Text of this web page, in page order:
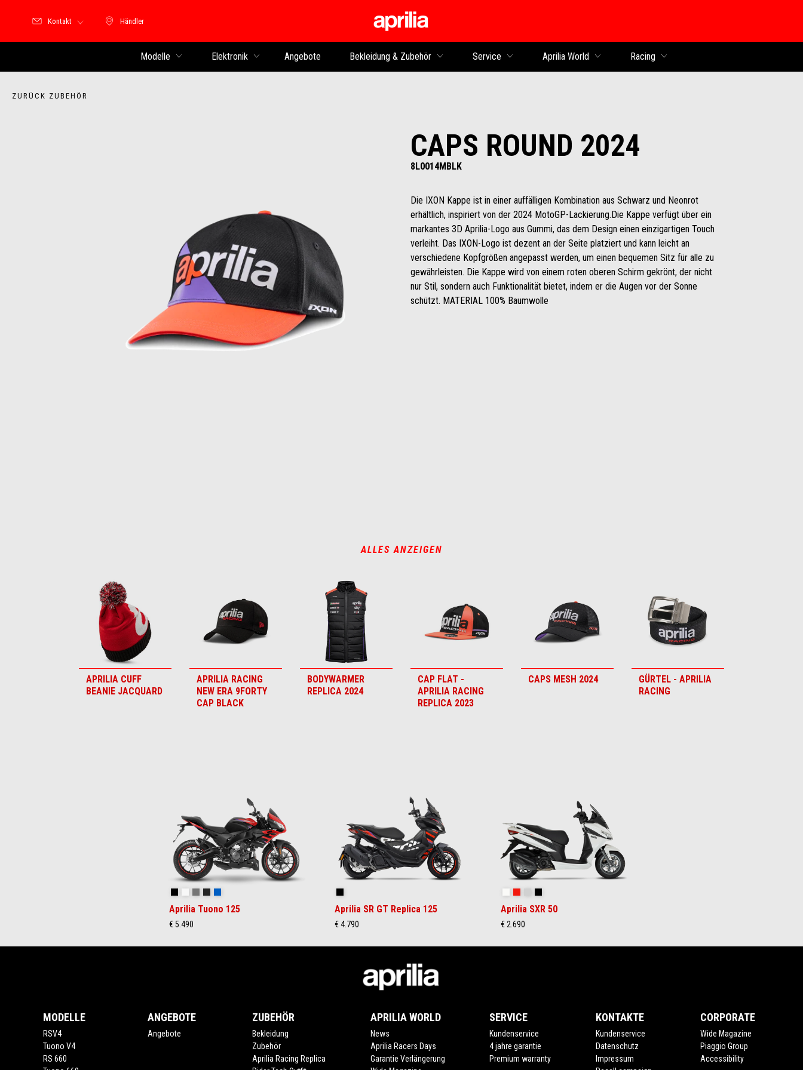
Händler
Händler
Kontakt
Modelle Elektronik Angebote Bekleidung & Zubehör Service Aprilia World Racing
ZURÜCK ZUBEHÖR
CAPS ROUND 2024
8L0014MBLK
Die IXON Kappe ist in einer auffälligen Kombination aus Schwarz und Neonrot
erhältlich, inspiriert von der 2024 MotoGP-Lackierung.Die Kappe verfügt über ein
markantes 3D Aprilia-Logo aus Gummi, das dem Design einen einzigartigen Touch
verleiht. Das IXON-Logo ist dezent an der Seite platziert und kann leicht an
verschiedene Kopfgrößen angepasst werden, um einen bequemen Sitz für alle zu
gewährleisten. Die Kappe wird von einem roten oberen Schirm gekrönt, der nicht
nur Stil, sondern auch Funktionalität bietet, indem er die Augen vor der Sonne
schützt. MATERIAL 100% Baumwolle
ALLES ANZEIGEN
APRILIA CUFF
BEANIE JACQUARD
APRILIA RACING
NEW ERA 9FORTY
CAP BLACK
BODYWARMER
REPLICA 2024
CAP FLAT -
APRILIA RACING
REPLICA 2023
CAPS MESH 2024
GÜRTEL - APRILIA
RACING
Aprilia Tuono 125
€ 5.490
Aprilia SR GT Replica 125
€ 4.790
Aprilia SXR 50
€ 2.690
MODELLE
RSV4
Tuono V4
RS 660
ANGEBOTE
Angebote
ZUBEHÖR
Bekleidung
Zubehör
Aprilia Racing Replica
APRILIA WORLD
News
Aprilia Racers Days
Garantie Verlängerung
SERVICE
Kundenservice
4 jahre garantie
Premium warranty
KONTAKTE
Kundenservice
Datenschutz
Impressum
CORPORATE
Wide Magazine
Piaggio Group
Accessibility